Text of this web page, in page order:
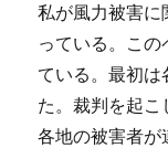
私が風力被害に
っている。こ
ている。最初は
た。裁判を起こ
各地の被害者が